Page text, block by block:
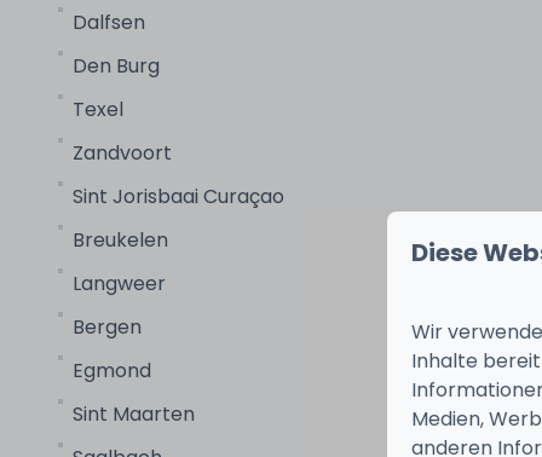
Dalfsen
Den Burg
Texel
Zandvoort
Sint Jorisbaai Curaçao
Breukelen
Langweer
Bergen
Egmond
Sint Maarten
Diese
Wir
Inhalte
Medien,
anderen